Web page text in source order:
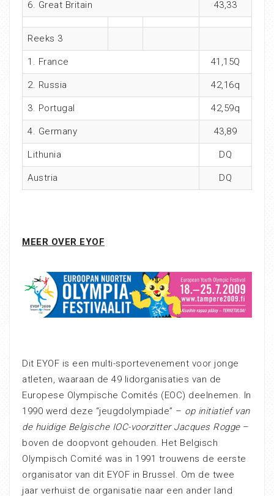
6. Great Britain 43,33
Reeks 3
1. France 41,15Q
2. Russia 42,16q
3. Portugal 42,59q
4. Germany 43,89
Lithunia DQ
Austria DQ
MEER OVER EYOF
Dit EYOF is een multi-sportevenement voor jonge
atleten, waaraan de 49 lidorganisaties van de
Europese Olympische Comités (EOC) deelnemen. In
1990 werd deze “jeugdolympiade” – op initiatief van
de huidige Belgische IOC-voorzitter Jacques Rogge–
boven de doopvont gehouden. Het Belgisch
Olympisch Comité was in 1991 trouwens de eerste
organisator van dit EYOF in Brussel. Om de twee
jaar verhuist de organisatie naar een ander land